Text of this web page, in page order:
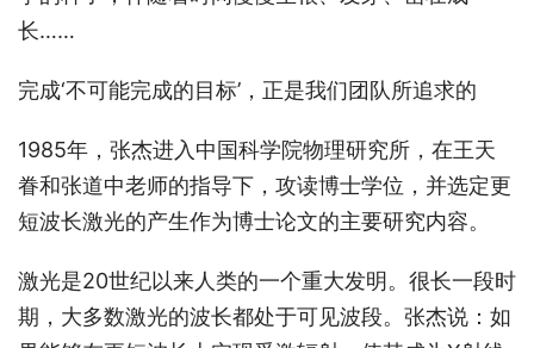
长……
完成‘不可能完成的目标’，正是我们团队所追求的
1985年，张杰进入中国科学院物理研究所，在王天
眷和张道中老师的指导下，攻读博士学位，并选定更
短波长激光的产生作为博士论文的主要研究内容。
激光是20世纪以来人类的一个重大发明。很长一段时
期，大多数激光的波长都处于可见波段。张杰说：如